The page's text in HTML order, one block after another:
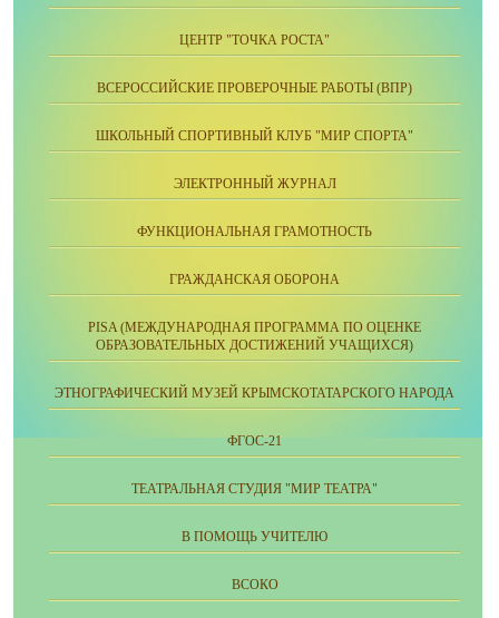
ЦЕНТР "ТОЧКА РОСТА"
ВСЕРОССИЙСКИЕ ПРОВЕРОЧНЫЕ РАБОТЫ (ВПР)
ШКОЛЬНЫЙ СПОРТИВНЫЙ КЛУБ "МИР СПОРТА"
ЭЛЕКТРОННЫЙ ЖУРНАЛ
ФУНКЦИОНАЛЬНАЯ ГРАМОТНОСТЬ
ГРАЖДАНСКАЯ ОБОРОНА
PISA (МЕЖДУНАРОДНАЯ ПРОГРАММА ПО ОЦЕНКЕ
ОБРАЗОВАТЕЛЬНЫХ ДОСТИЖЕНИЙ УЧАЩИХСЯ)
ЭТНОГРАФИЧЕСКИЙ МУЗЕЙ КРЫМСКОТАТАРСКОГО НАРОДА
ФГОС-21
ТЕАТРАЛЬНАЯ СТУДИЯ "МИР ТЕАТРА"
В ПОМОЩЬ УЧИТЕЛЮ
ВСОКО